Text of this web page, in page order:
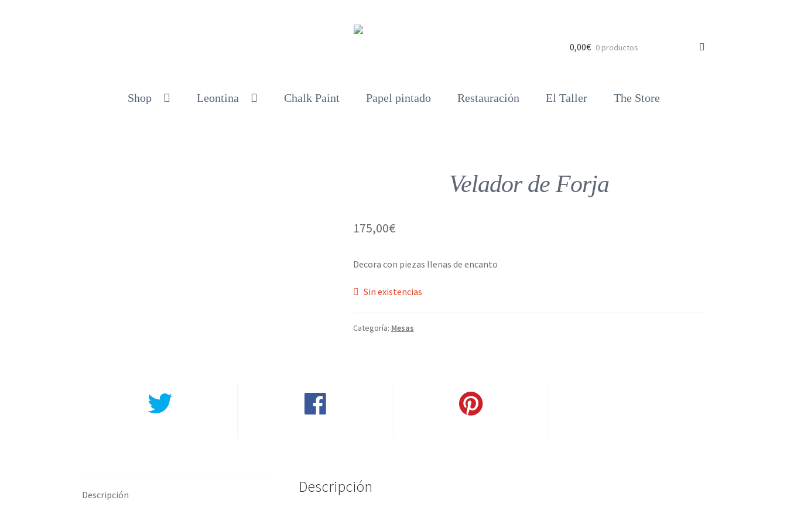
0,00€ 0 productos
Shop Leontina Chalk Paint Papel pintado Restauración El Taller The Store
Velador de Forja
175,00€
Decora con piezas llenas de encanto
Sin existencias
Categoría: Mesas
Descripción Descripción